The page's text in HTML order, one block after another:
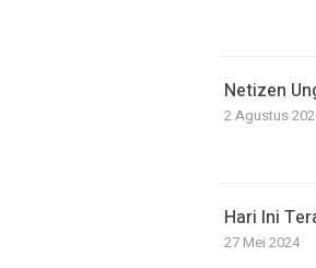
Netizen
2 Agustus
Hari Ini
27 Mei 2024